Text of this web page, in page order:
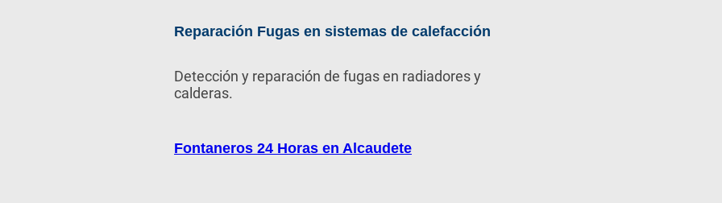
Reparación Fugas en sistemas de calefacción
Detección y reparación de fugas en radiadores y
calderas.
Fontaneros 24 Horas en Alcaudete